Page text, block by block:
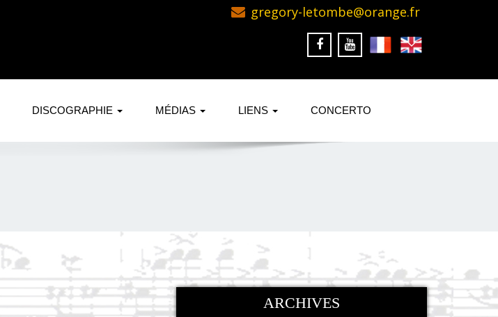
gregory-letombe@orange.fr
DISCOGRAPHIE MÉDIAS LIENS CONCERTO
ARCHIVES